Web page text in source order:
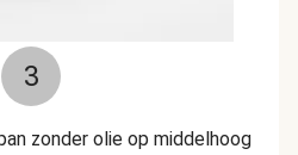
3
zonder olie op middelhoog